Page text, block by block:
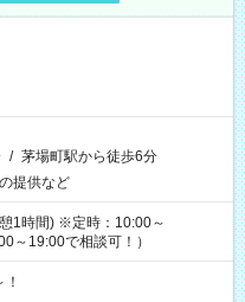
/ 茅場町駅から徒歩6分
提供など
1時間) ※定時：10:00～
～19:00で相談可！）